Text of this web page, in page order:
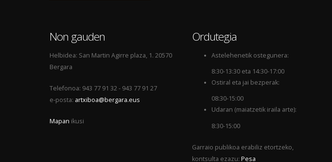
Non gauden
Helbidea: San Martin Agirre plaza, 1. 20570
Bergara
Telefonoa: 943 77 91 32 - 943 77 91 27
e-posta: artxiboa@bergara.eus
Mapan ikusi
Ordutegia
Astelehenetik ostegunera:
8:30-13:30 eta 14:30-17:00
Ostiral eta jai bezperak:
08:30-15:00
Udaran (maiatzetik iraila arte):
8:30-15:00
Garraio publikoa erabiliz etortzeko,
kontsulta ezazu: Pesa